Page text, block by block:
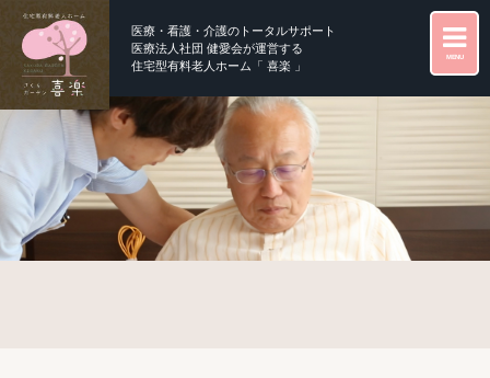
MENU
医療・看護・介護のトータルサポート
医療法人社団 健愛会が運営する
住宅型有料老人ホーム「 喜楽 」